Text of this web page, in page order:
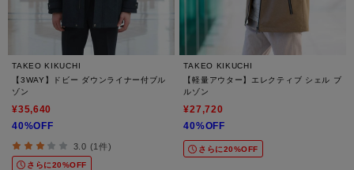
TAKEO KIKUCHI
【3WAY】ドビー ダウンライナー付ブル
ゾン
¥35,640
40%OFF
3.0 (1件)
さらに20%OFF
TAKEO KIKUCHI
【軽量アウター】エレクティブ シェル ブ
ルゾン
¥27,720
40%OFF
さらに20%OFF